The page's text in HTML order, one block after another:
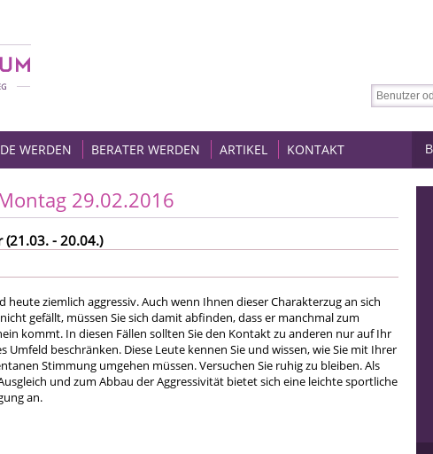
WERDEN BERATER WERDEN ARTIKEL KONTAKT
29.02.2016
(21.03. - 20.04.)
heute ziemlich aggressiv. Auch wenn Ihnen dieser Charakterzug an sich
gefällt, müssen Sie sich damit abfinden, dass er manchmal zum
kommt. In diesen Fällen sollten Sie den Kontakt zu anderen nur auf Ihr
Umfeld beschränken. Diese Leute kennen Sie und wissen, wie Sie mit Ihrer
Stimmung umgehen müssen. Versuchen Sie ruhig zu bleiben. Als
und zum Abbau der Aggressivität bietet sich eine leichte sportliche
an.